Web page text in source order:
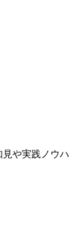
や実践ノウハ